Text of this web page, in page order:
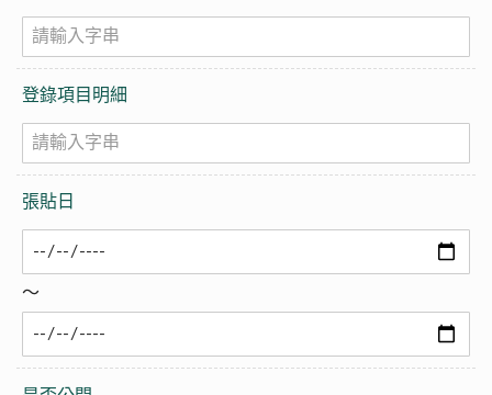
登錄項目明細
張貼日
～